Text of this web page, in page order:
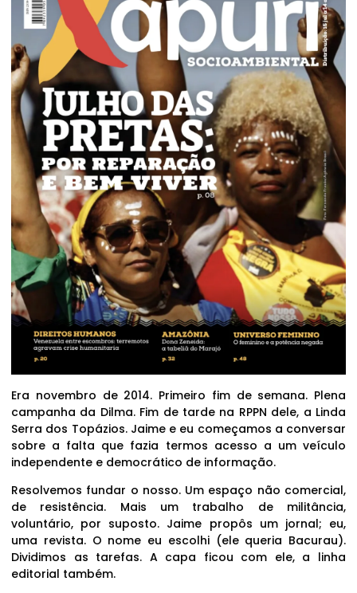
Era novembro de 2014. Primeiro fim de semana. Plena
campanha da Dilma. Fim de tarde na RPPN dele, a Linda
Serra dos Topázios. Jaime e eu começamos a conversar
sobre a falta que fazia termos acesso a um veículo
independente e democrático de informação.
Resolvemos fundar o nosso. Um espaço não comercial,
de resistência. Mais um trabalho de militância,
voluntário, por suposto. Jaime propôs um jornal; eu,
uma revista. O nome eu escolhi (ele queria Bacurau).
Dividimos as tarefas. A capa ficou com ele, a linha
editorial também.